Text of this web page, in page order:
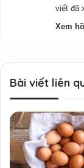
viết đã
Xem
Bài viết liên